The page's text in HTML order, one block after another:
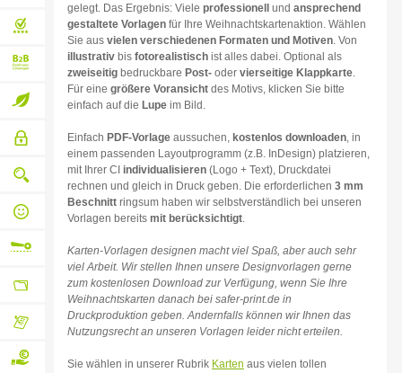
Wissen
von A – Z
Materialübersicht
Profidatencheck
inklusive
Businesslösungen
web-to-
Umweltbewusstsein
Bestell-
Bezahlablauf
Qualitätssicherung
von
bis
Versand
qualifizierter
Ansprechpartner
Flexible
Weiterverarbeitung
Absender-,
Rechnungsadressen
Kundenbereich
gelegt. Das Ergebnis: Viele professionell und ansprechend
gestaltete Vorlagen für Ihre Weihnachtskartenaktion. Wählen
Sie aus vielen verschiedenen Formaten und Motiven. Von
illustrativ bis fotorealistisch ist alles dabei. Optional als
zweiseitig bedruckbare Post- oder vierseitige Klappkarte.
Für eine größere Voransicht des Motivs, klicken Sie bitte
einfach auf die Lupe im Bild.
Einfach PDF-Vorlage aussuchen, kostenlos downloaden, in
einem passenden Layoutprogramm (z.B. InDesign) platzieren,
mit Ihrer CI individualisieren (Logo + Text), Druckdatei
rechnen und gleich in Druck geben. Die erforderlichen 3 mm
Beschnitt ringsum haben wir selbstverständlich bei unseren
Vorlagen bereits mit berücksichtigt.
Karten-Vorlagen designen macht viel Spaß, aber auch sehr
viel Arbeit. Wir stellen Ihnen unsere Designvorlagen gerne
zum kostenlosen Download zur Verfügung, wenn Sie Ihre
Weihnachtskarten danach bei safer-print.de in
Druckproduktion geben. Andernfalls können wir Ihnen das
Nutzungsrecht an unseren Vorlagen leider nicht erteilen.
Sie wählen in unserer Rubrik Karten aus vielen tollen